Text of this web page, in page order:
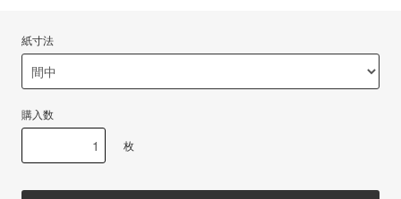
紙寸法
購入数
枚